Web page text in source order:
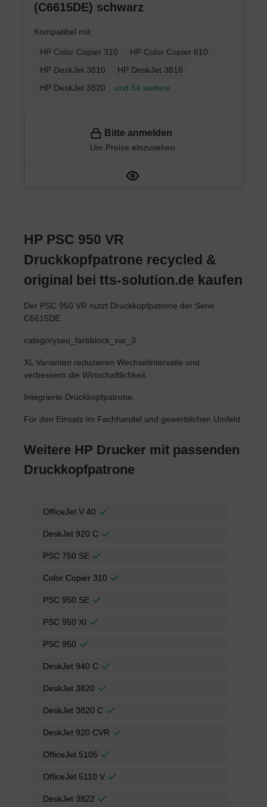
(C6615DE) schwarz
Kompatibel mit:
HP Color Copier 310
HP Color Copier 610
HP DeskJet 3810
HP DeskJet 3816
HP DeskJet 3820
und 54 weitere
Bitte anmelden
Um Preise einzusehen
HP PSC 950 VR
Druckkopfpatrone recycled &
original bei tts-solution.de kaufen
Der PSC 950 VR nutzt Druckkopfpatrone der Serie
C6615DE.
categoryseo_farbblock_var_3
XL Varianten reduzieren Wechselintervalle und
verbessern die Wirtschaftlichkeit.
Integrierte Druckkopfpatrone.
Für den Einsatz im Fachhandel und gewerblichen Umfeld.
Weitere HP Drucker mit passenden
Druckkopfpatrone
OfficeJet V 40
DeskJet 920 C
PSC 750 SE
Color Copier 310
PSC 950 SE
PSC 950 XI
PSC 950
DeskJet 940 C
DeskJet 3820
DeskJet 3820 C
DeskJet 920 CVR
OfficeJet 5105
OfficeJet 5110 V
DeskJet 3822